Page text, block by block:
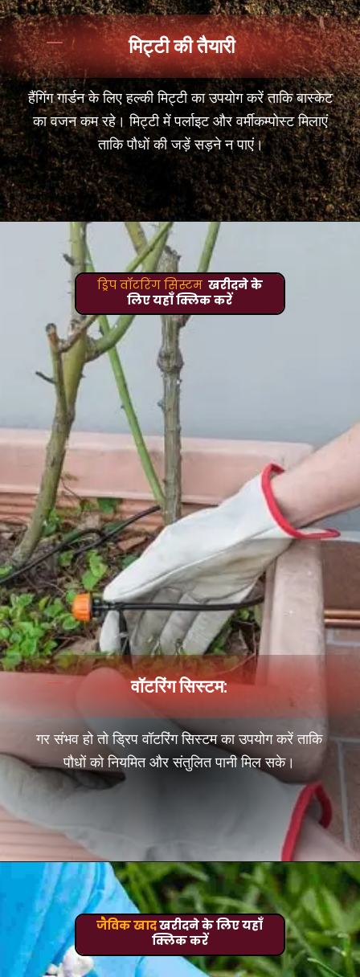
हैंगिंग गार्डन के लिए हल्की मिट्टी का उपयोग करें ताकि बास्केट
का वजन कम रहे। मिट्टी में पर्लाइट और वर्मीकम्पोस्ट मिलाएं
ताकि पौधों की जड़ें सड़ने न पाएं।
मिट्टी की तैयारी
गर संभव हो तो ड्रिप वॉटरिंग सिस्टम का उपयोग करें ताकि
पौधों को नियमित और संतुलित पानी मिल सके।
वॉटरिंग सिस्टम:
ड्रिप वॉटरिंग सिस्टम खरीदने के
लिए यहाँ क्लिक करें
जैविक खादखरीदने के लिए यहाँ
क्लिक करें